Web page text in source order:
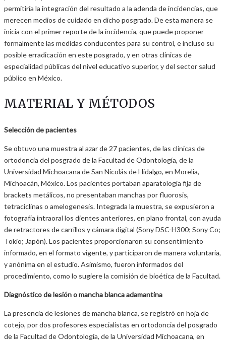
permitiría la integración del resultado a la adenda de incidencias, que
merecen medios de cuidado en dicho posgrado. De esta manera se
inicia con el primer reporte de la incidencia, que puede proponer
formalmente las medidas conducentes para su control, e incluso su
posible erradicación en este posgrado, y en otras clínicas de
especialidad públicas del nivel educativo superior, y del sector salud
público en México.
MATERIAL Y MÉTODOS
Selección de pacientes
Se obtuvo una muestra al azar de 27 pacientes, de las clínicas de
ortodoncia del posgrado de la Facultad de Odontología, de la
Universidad Michoacana de San Nicolás de Hidalgo, en Morelia,
Michoacán, México. Los pacientes portaban aparatología fija de
brackets metálicos, no presentaban manchas por fluorosis,
tetraciclinas o amelogenesis. Integrada la muestra, se expusieron a
fotografía intraoral los dientes anteriores, en plano frontal, con ayuda
de retractores de carrillos y cámara digital (Sony DSC-H300; Sony Co;
Tokio; Japón). Los pacientes proporcionaron su consentimiento
informado, en el formato vigente, y participaron de manera voluntaria,
y anónima en el estudio. Asimismo, fueron informados del
procedimiento, como lo sugiere la comisión de bioética de la Facultad.
Diagnóstico de lesión o mancha blanca adamantina
La presencia de lesiones de mancha blanca, se registró en hoja de
cotejo, por dos profesores especialistas en ortodoncia del posgrado
de la Facultad de Odontología, de la Universidad Michoacana, en